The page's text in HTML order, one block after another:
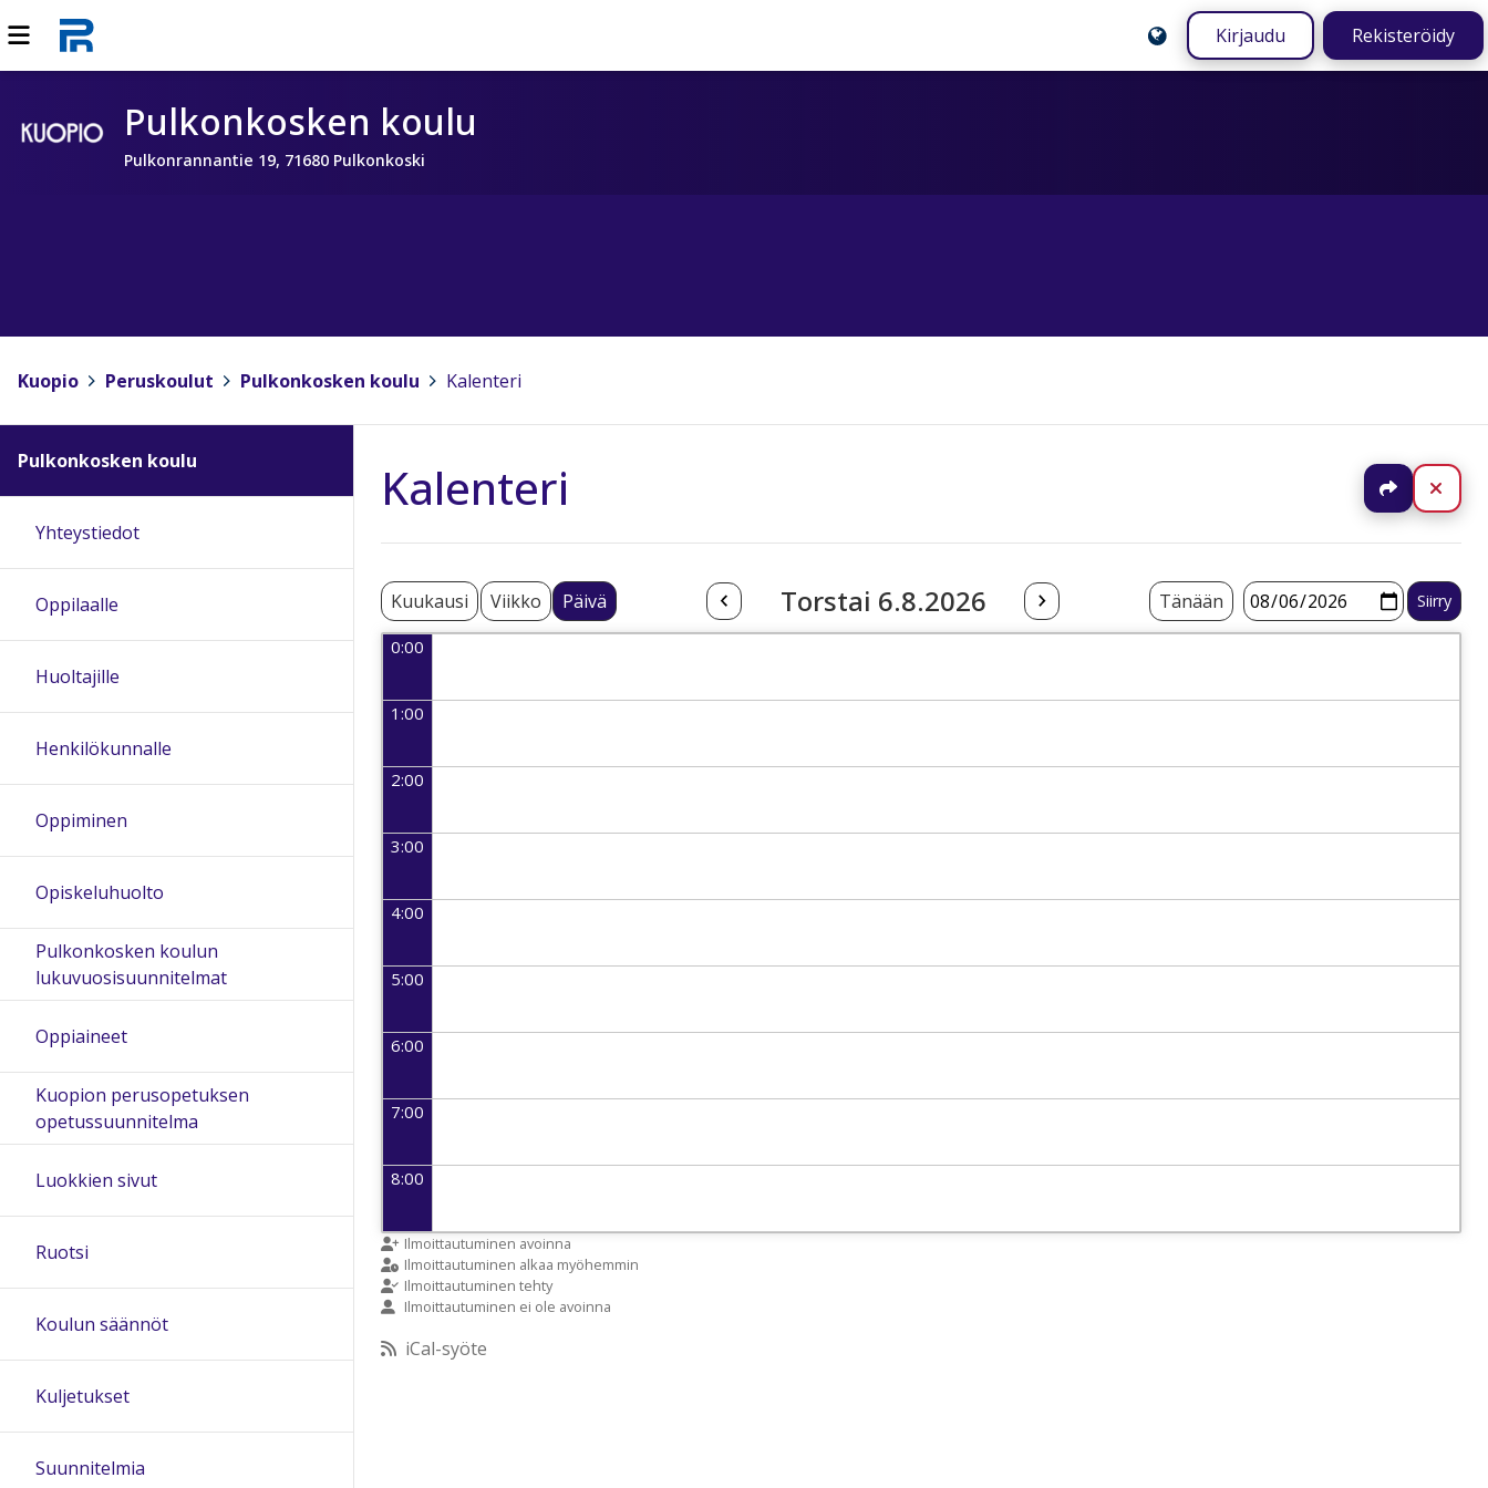
Kirjaudu Rekisteröidy
Pulkonkosken koulu
Pulkonrannantie 19, 71680 Pulkonkoski
Kuopio Peruskoulut Pulkonkosken koulu Kalenteri
Kalenteri Jaa
Kuukausi Viikko Päivä Torstai 6.8.2026 Tänään
0:00
1:00
2:00
3:00
4:00
5:00
6:00
7:00
8:00
9:00
10:00
Ilmoittautuminen avoinna
Ilmoittautuminen alkaa myöhemmin
Ilmoittautuminen tehty
Ilmoittautuminen ei ole avoinna
iCal-syöte
Pulkonkosken koulu
Yhteystiedot
Oppilaalle
Huoltajille
Henkilökunnalle
Oppiminen
Opiskeluhuolto
Pulkonkosken koulun
lukuvuosisuunnitelmat
Oppiaineet
Kuopion perusopetuksen
opetussuunnitelma
Luokkien sivut
Ruotsi
Koulun säännöt
Kuljetukset
Suunnitelmia